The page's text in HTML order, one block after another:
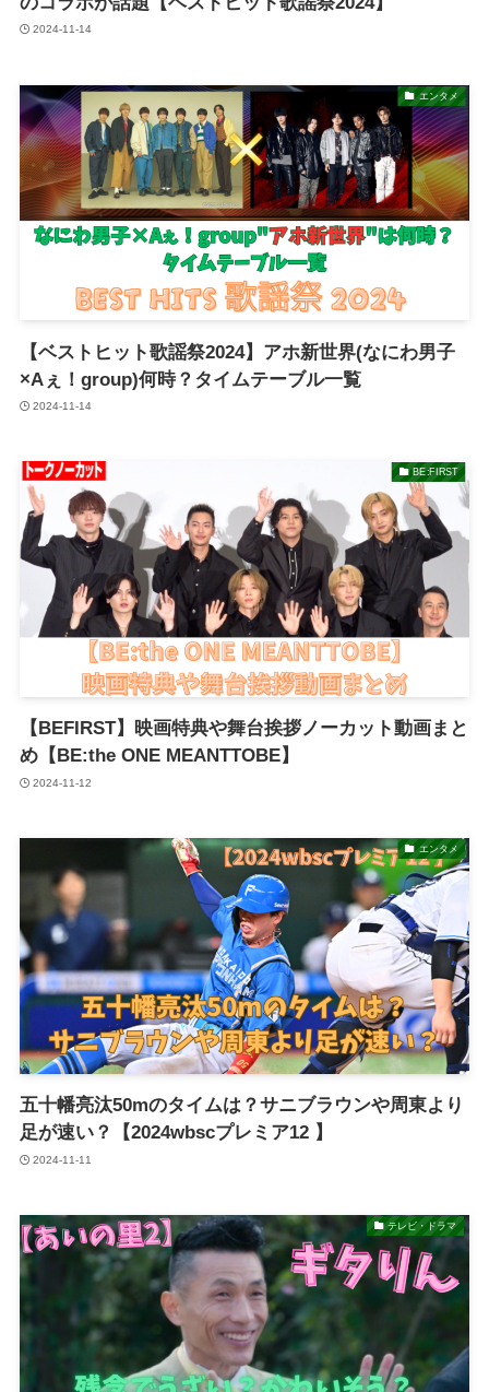
2024-11-14
エンタメ
【ベストヒット歌謡祭2024】アホ新世界(なにわ男子
×Aぇ！group)何時？タイムテーブル一覧
2024-11-14
BE:FIRST
【BEFIRST】映画特典や舞台挨拶ノーカット動画まと
め【BE:the ONE MEANTTOBE】
2024-11-12
エンタメ
五十幡亮汰50mのタイムは？サニブラウンや周東より
足が速い？【2024wbscプレミア12 】
2024-11-11
テレビ・ドラマ